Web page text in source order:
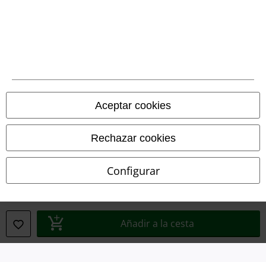
Aceptar cookies
Rechazar cookies
Configurar
Añadir a la cesta
Ley protección de datos
Eliminación de residuos y protección del medioambiente
Declaración de Conformidad
Información sobre accesibilidad
Configuración Cookies
Cancelar pedido